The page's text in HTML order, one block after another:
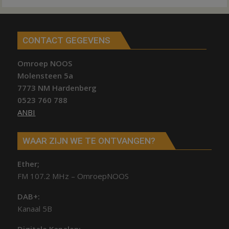
CONTACT GEGEVENS
Omroep NOOS
Molensteen 5a
7773 NM Hardenberg
0523 760 788
ANBI
WAAR ZIJN WE TE ONTVANGEN?
Ether;
FM 107.2 MHz – OmroepNOOS
DAB+:
Kanaal 5B